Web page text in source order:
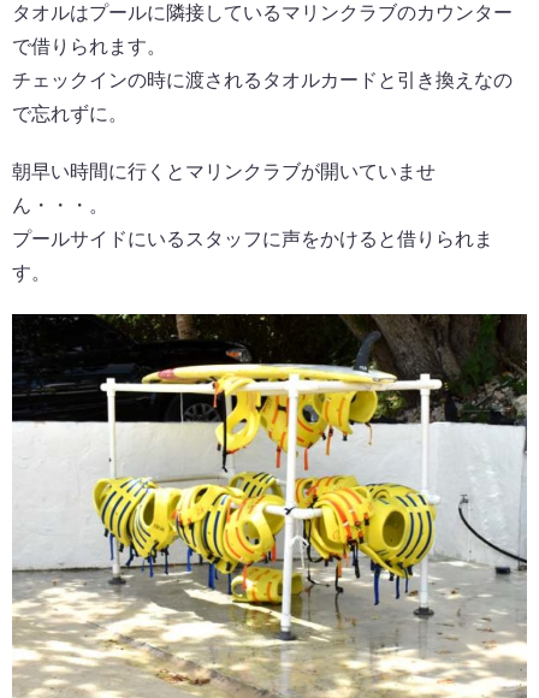
タオルはプールに隣接しているマリンクラブのカウンター
で借りられます。
チェックインの時に渡されるタオルカードと引き換えなの
で忘れずに。
朝早い時間に行くとマリンクラブが開いていませ
ん・・・。
プールサイドにいるスタッフに声をかけると借りられま
す。